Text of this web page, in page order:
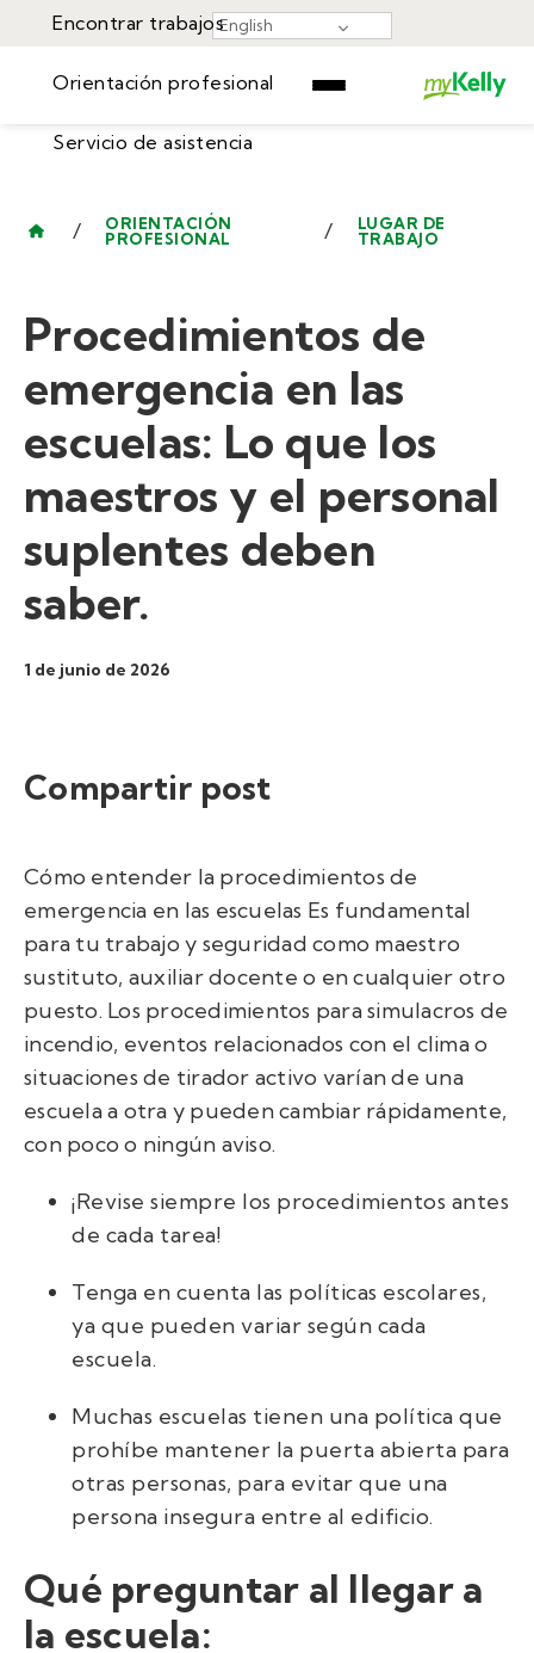
English
Encontrar trabajos
Orientación profesional
Servicio de asistencia
Encontrar trabajos
Orientación profesional
▾
Centro de Aprendizaje
Iniciar Sesión
/
ORIENTACIÓN
PROFESIONAL
/
LUGAR DE
TRABAJO
Procedimientos de
emergencia en las
escuelas: Lo que los
maestros y el personal
suplentes deben
saber.
1 de junio de 2026
Compartir post
Cómo entender la procedimientos de
emergencia en las escuelas Es fundamental
para tu trabajo y seguridad como maestro
sustituto, auxiliar docente o en cualquier otro
puesto. Los procedimientos para simulacros de
incendio, eventos relacionados con el clima o
situaciones de tirador activo varían de una
escuela a otra y pueden cambiar rápidamente,
con poco o ningún aviso.
¡Revise siempre los procedimientos antes
de cada tarea!
Tenga en cuenta las políticas escolares,
ya que pueden variar según cada
escuela.
Muchas escuelas tienen una política que
prohíbe mantener la puerta abierta para
otras personas, para evitar que una
persona insegura entre al edificio.
Qué preguntar al llegar a
la escuela: